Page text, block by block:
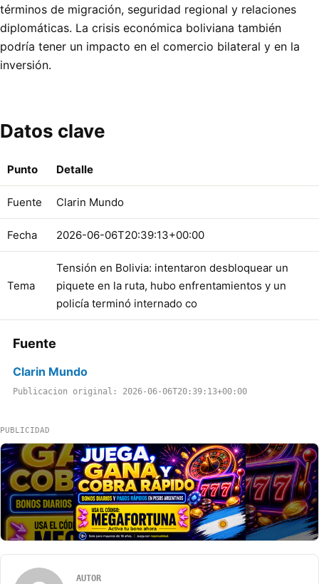
términos de migración, seguridad regional y relaciones
diplomáticas. La crisis económica boliviana también
podría tener un impacto en el comercio bilateral y en la
inversión.
Datos clave
Punto Detalle
Fuente Clarin Mundo
Fecha 2026-06-06T20:39:13+00:00
Tema
Tensión en Bolivia: intentaron desbloquear un
piquete en la ruta, hubo enfrentamientos y un
policía terminó internado co
Fuente
Clarin Mundo
Publicacion original: 2026-06-06T20:39:13+00:00
PUBLICIDAD
AUTOR